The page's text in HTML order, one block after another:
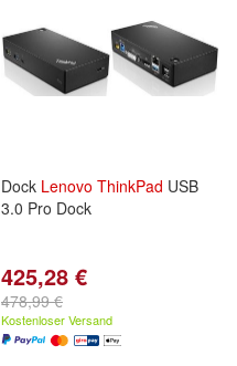
Dock Lenovo ThinkPad USB
3.0 Pro Dock
425,28 €
478,99 €
Kostenloser Versand